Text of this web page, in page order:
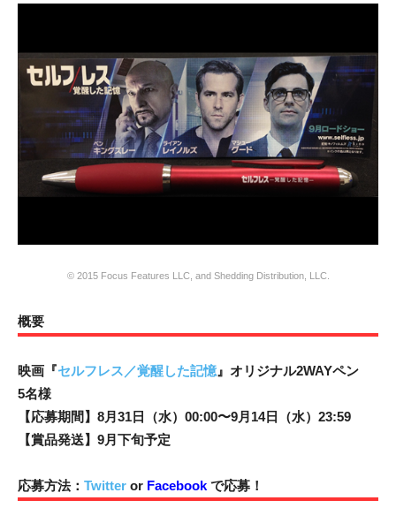
© 2015 Focus Features LLC, and Shedding Distribution, LLC.
概要
映画『セルフレス／覚醒した記憶 』オリジナル2WAYペン
5名様
【応募期間】8月31日（水）00:00〜9月14日（水）23:59
【賞品発送】9月下旬予定
応募方法： Twitter or Facebook で応募！